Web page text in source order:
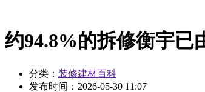
约94.8%的拆修衡宇已
分类： 装修建材百科
发布时间： 2026-05-30 11:07